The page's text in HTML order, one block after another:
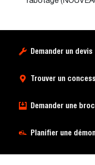
Demander un devis
Trouver un
Demander une
Planifier une